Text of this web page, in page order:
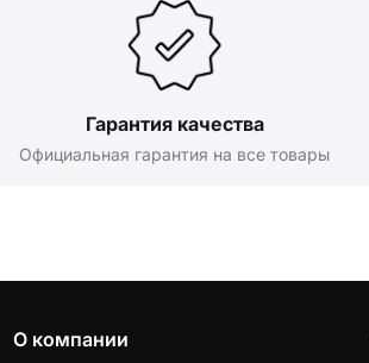
Гарантия качества
Официальная гарантия на все товары
О компании